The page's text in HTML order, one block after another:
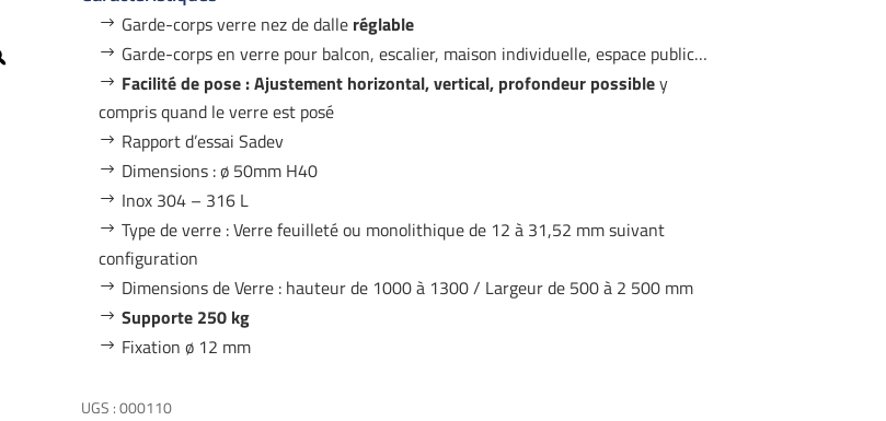
Garde-corps verre nez de dalle réglable
Garde-corps en verre pour balcon, escalier, maison individuelle, espace public…
Facilité de pose : Ajustement horizontal, vertical, profondeur possibley
compris quand le verre est posé
Rapport d’essai Sadev
Dimensions : ø 50mm H40
Inox 304 – 316 L
Type de verre : Verre feuilleté ou monolithique de 12 à 31,52 mm suivant
configuration
Dimensions de Verre : hauteur de 1000 à 1300 / Largeur de 500 à 2 500 mm
Supporte 250 kg
Fixation ø 12 mm
UGS :000110